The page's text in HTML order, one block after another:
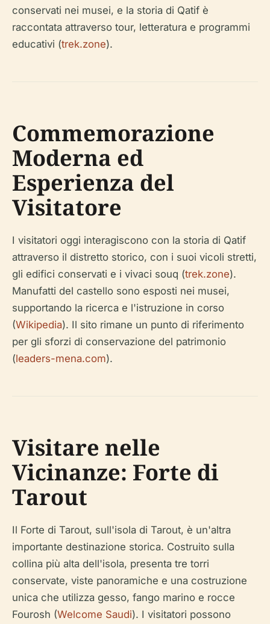
conservati nei musei, e la storia di Qatif è
raccontata attraverso tour, letteratura e programmi
educativi (trek.zone).
Commemorazione
Moderna ed
Esperienza del
Visitatore
I visitatori oggi interagiscono con la storia di Qatif
attraverso il distretto storico, con i suoi vicoli stretti,
gli edifici conservati e i vivaci souq (trek.zone).
Manufatti del castello sono esposti nei musei,
supportando la ricerca e l'istruzione in corso
(Wikipedia). Il sito rimane un punto di riferimento
per gli sforzi di conservazione del patrimonio
(leaders-mena.com).
Visitare nelle
Vicinanze: Forte di
Tarout
Il Forte di Tarout, sull'isola di Tarout, è un'altra
importante destinazione storica. Costruito sulla
collina più alta dell'isola, presenta tre torri
conservate, viste panoramiche e una costruzione
unica che utilizza gesso, fango marino e rocce
Fourosh (Welcome Saudi). I visitatori possono